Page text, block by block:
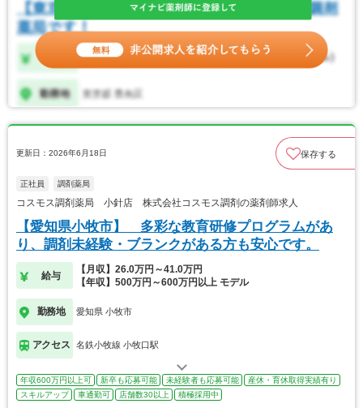
更新日：2026年6月18日 保存する
正社員 調剤薬局
コスモス調剤薬局 小針店 株式会社コスモス調剤の薬剤師求人
【愛知県小牧市】 多彩な教育研修プログラムがあ
り、調剤未経験・ブランクがある方も安心です。
給与
【月収】26.0万円～41.0万円
【年収】500万円～600万円以上 モデル
勤務地 愛知県 小牧市
アクセス 名鉄小牧線 小牧口駅
年収600万円以上可 新卒も応募可能 未経験者も応募可能
産休・育休取得実績有り
スキルアップ
車通勤可 店舗数30以上 積極採用中